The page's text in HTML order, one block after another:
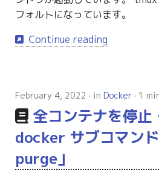
フォルトになっています。
Continue reading
February 4, 2022 in Docker 1
全コンテナを停止
docker サブコマン
purge」